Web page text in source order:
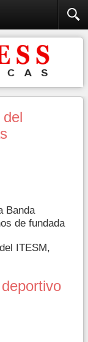
Banda
de fundada
ITESM,